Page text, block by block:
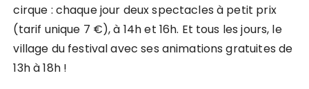
cirque : chaque jour deux spectacles à petit prix
(tarif unique 7 €), à 14h et 16h. Et tous les jours, le
village du festival avec ses animations gratuites de
13h à 18h !